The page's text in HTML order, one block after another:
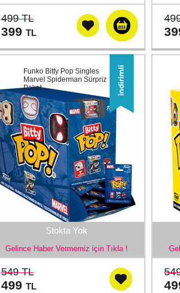
499 TL
399 TL
Stokta Yok
Gelince Haber Vermemiz için Tıkla !
Funko Bitty Pop Singles
Marvel Spiderman Sürpriz
Paket
549 TL
499 TL